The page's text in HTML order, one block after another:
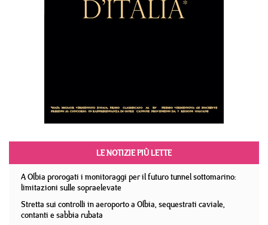
LE NOTIZIE PIÙ LETTE
A Olbia prorogati i monitoraggi per il futuro tunnel sottomarino:
limitazioni sulle sopraelevate
Stretta sui controlli in aeroporto a Olbia, sequestrati caviale,
contanti e sabbia rubata